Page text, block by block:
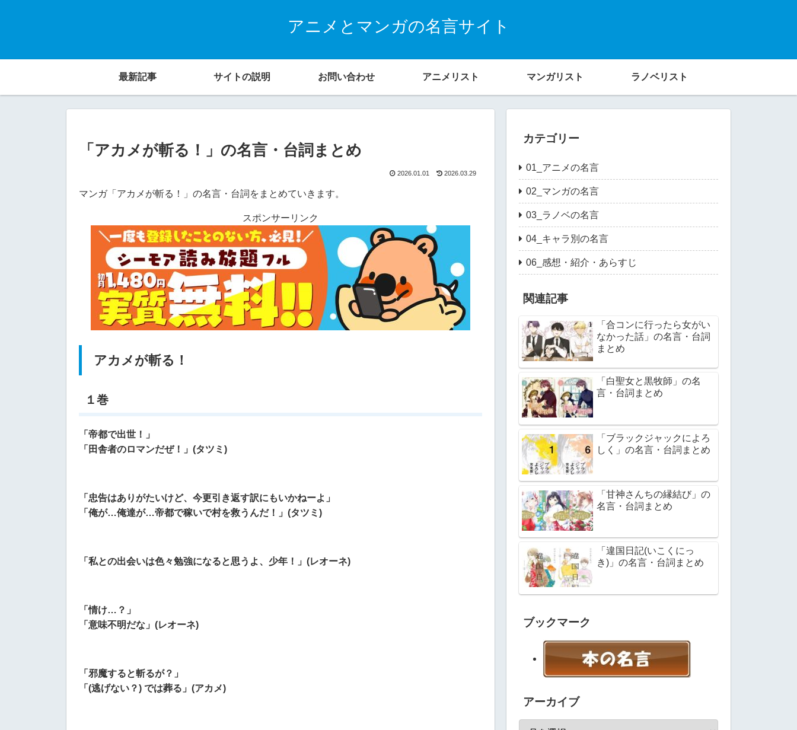
アニメとマンガの名言サイト
最新記事 サイトの説明 お問い合わせ アニメリスト マンガリスト ラノベリスト
「アカメが斬る！」の名言・台詞まとめ
2026.01.01 2026.03.29
マンガ「アカメが斬る！」の名言・台詞をまとめていきます。
スポンサーリンク
アカメが斬る！
１巻
「帝都で出世！」
「田舎者のロマンだぜ！」(タツミ)
「忠告はありがたいけど、今更引き返す訳にもいかねーよ」
「俺が…俺達が…帝都で稼いで村を救うんだ！」(タツミ)
「私との出会いは色々勉強になると思うよ、少年！」(レオーネ)
「情け…？」
「意味不明だな」(レオーネ)
「邪魔すると斬るが？」
「(逃げない？) では葬る」(アカメ)
カテゴリー
01_アニメの名言
02_マンガの名言
03_ラノベの名言
04_キャラ別の名言
06_感想・紹介・あらすじ
関連記事
「合コンに行ったら女がい
なかった話」の名言・台詞
まとめ
「白聖女と黒牧師」の名
言・台詞まとめ
「ブラックジャックによろ
しく」の名言・台詞まとめ
「甘神さんちの縁結び」の
名言・台詞まとめ
「違国日記(いこくにっ
き)」の名言・台詞まとめ
ブックマーク
アーカイブ